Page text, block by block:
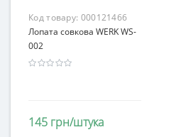
Код товару: 000121466
Лопата совкова WERK WS-
002
145 грн/штука